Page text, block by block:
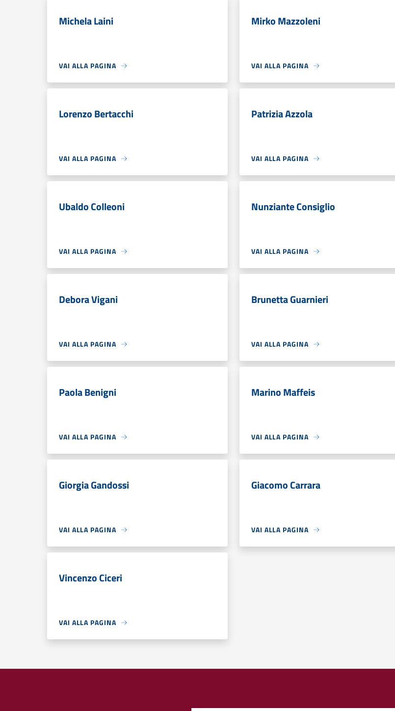
Michela Laini
VAI ALLA PAGINA
Mirko Mazzoleni
VAI ALLA PAGINA
Lorenzo Bertacchi
VAI ALLA PAGINA
Patrizia Azzola
VAI ALLA PAGINA
Ubaldo Colleoni
VAI ALLA PAGINA
Nunziante Consiglio
VAI ALLA PAGINA
Debora Vigani
VAI ALLA PAGINA
Brunetta Guarnieri
VAI ALLA PAGINA
Paola Benigni
VAI ALLA PAGINA
Marino Maffeis
VAI ALLA PAGINA
Giorgia Gandossi
VAI ALLA PAGINA
Giacomo Carrara
VAI ALLA PAGINA
Vincenzo Ciceri
VAI ALLA PAGINA